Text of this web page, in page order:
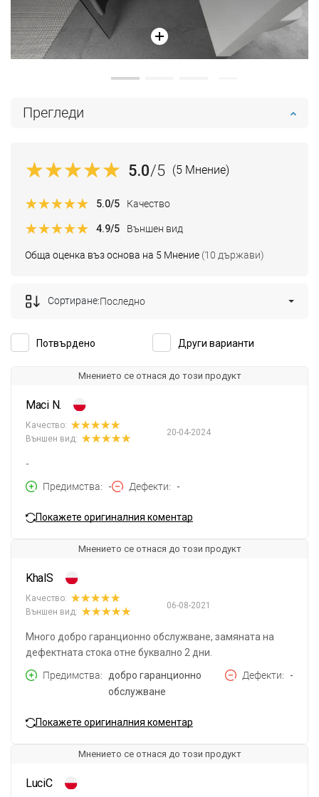
Прегледи
5.0/5 (5 Мнение)
Обща оценка въз основа на 5 Мнение (10 държави)
5.0/5 Качество
4.9/5 Външен вид
Потвърдено Други варианти
Сортиране:Последно
Мнението се отнася до този продукт
Maci N.
20-04-2024
Качество:
Външен вид:
-
Предимства
- Дефекти -
Покажете оригиналния коментар
Мнението се отнася до този продукт
KhalS
06-08-2021
Качество:
Външен вид:
Много добро гаранционно обслужване, замяната на
дефектната стока отне буквално 2 дни.
Предимства
добро гаранционно
обслужване
Дефекти -
Покажете оригиналния коментар
Мнението се отнася до този продукт
LuciC